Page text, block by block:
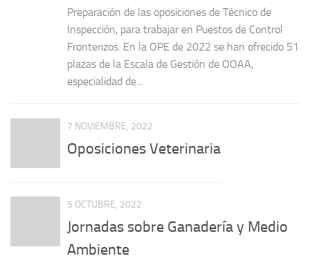
Preparación de las oposiciones de Técnico de
Inspección, para trabajar en Puestos de Control
Fronterizos. En la OPE de 2022 se han ofrecido 51
plazas de la Escala de Gestión de OOAA,
especialidad de...
7 NOVIEMBRE, 2022
Oposiciones Veterinaria
5 OCTUBRE, 2022
Jornadas sobre Ganadería y Medio
Ambiente